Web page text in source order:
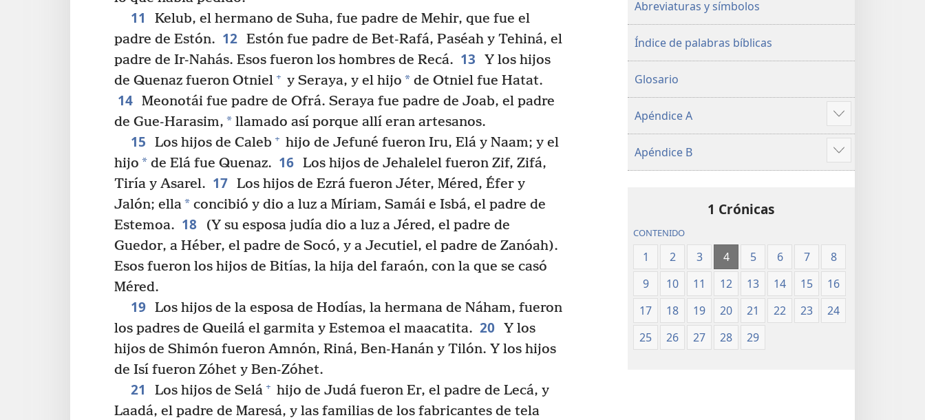
11
Kelub, el hermano de Suha, fue padre de Mehir, que fue el
padre de Estón. 12 Estón fue padre de Bet-Rafá, Paséah y Tehiná, el
padre de Ir-Nahás. Esos fueron los hombres de Recá. 13
Y los hijos
de Quenaz fueron Otniel + y Seraya, y el hijo * de Otniel fue Hatat.
14 Meonotái fue padre de Ofrá. Seraya fue padre de Joab, el padre
de Gue-Harasim, * llamado así porque allí eran artesanos.
15 Los hijos de Caleb + hijo de Jefuné fueron Iru, Elá y Naam; y el
hijo * de Elá fue Quenaz. 16 Los hijos de Jehalelel fueron Zif, Zifá,
Tiría y Asarel. 17 Los hijos de Ezrá fueron Jéter, Méred, Éfer y
Jalón; ella* concibió y dio a luz a Míriam, Samái e Isbá, el padre de
Estemoa. 18
(Y su esposa judía dio a luz a Jéred, el padre de
Guedor, a Héber, el padre de Socó, y a Jecutiel, el padre de Zanóah).
Esos fueron los hijos de Bitías, la hija del faraón, con la que se casó
Méred.
19 Los hijos de la esposa de Hodías, la hermana de Náham, fueron
los padres de Queilá el garmita y Estemoa el maacatita. 20 Y los
hijos de Shimón fueron Amnón, Riná, Ben-Hanán y Tilón. Y los hijos
de Isí fueron Zóhet y Ben-Zóhet.
21 Los hijos de Selá + hijo de Judá fueron Er, el padre de Lecá, y
Laadá, el padre de Maresá, y las familias de los fabricantes de tela
Abreviaturas y símbolos
Índice de palabras bíblicas
Glosario
Apéndice A
Mostrar
más
Apéndice B
Mostrar
más
1 Crónicas
CONTENIDO
1 2 3 4 5 6 7
8
9
10 11 12 13 14 15
16
17
18 19 20 21 22 23
24
25
26 27 28 29